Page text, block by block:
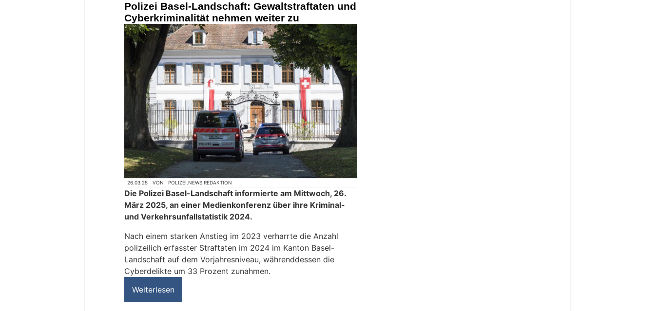
Polizei Basel-Landschaft: Gewaltstraftaten und
Cyberkriminalität nehmen weiter zu
26.03.25 VON POLIZEI.NEWS REDAKTION
Die Polizei Basel-Landschaft informierte am Mittwoch, 26.
März 2025, an einer Medienkonferenz über ihre Kriminal-
und Verkehrsunfallstatistik 2024.
Nach einem starken Anstieg im 2023 verharrte die Anzahl
polizeilich erfasster Straftaten im 2024 im Kanton Basel-
Landschaft auf dem Vorjahresniveau, währenddessen die
Cyberdelikte um 33 Prozent zunahmen.
Weiterlesen